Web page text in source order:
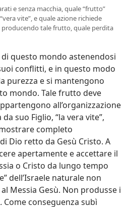
e senza macchia, quale “frutto”
vite”, e quale azione richiede
tale frutto, quale perdita
questo mondo astenendosi
conflitti, e in questo modo
purezza e si mantengono
mondo. Tale frutto deve
all’organizzazione
suo Figlio, “la vera vite”,
completo
Dio retto da Gesù Cristo. A
apertamente e accettare il
o Cristo da lungo tempo
dell’Israele naturale non
Messia Gesù. Non produsse i
conseguenza subì